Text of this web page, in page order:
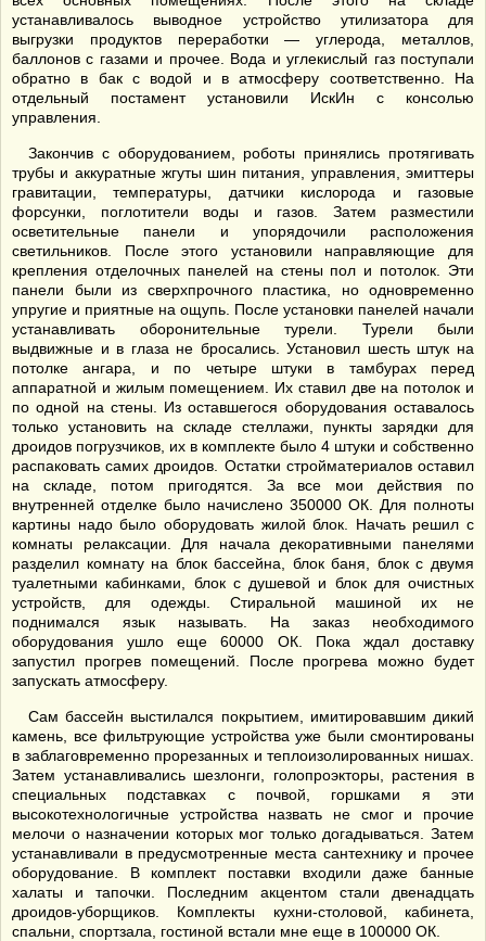
устанавливалось выводное устройство утилизатора для
выгрузки продуктов переработки — углерода, металлов,
баллонов с газами и прочее. Вода и углекислый газ поступали
обратно в бак с водой и в атмосферу соответственно. На
отдельный постамент установили ИскИн с консолью
управления.
Закончив с оборудованием, роботы принялись протягивать
трубы и аккуратные жгуты шин питания, управления, эмиттеры
гравитации, температуры, датчики кислорода и газовые
форсунки, поглотители воды и газов. Затем разместили
осветительные панели и упорядочили расположения
светильников. После этого установили направляющие для
крепления отделочных панелей на стены пол и потолок. Эти
панели были из сверхпрочного пластика, но одновременно
упругие и приятные на ощупь. После установки панелей начали
устанавливать оборонительные турели. Турели были
выдвижные и в глаза не бросались. Установил шесть штук на
потолке ангара, и по четыре штуки в тамбурах перед
аппаратной и жилым помещением. Их ставил две на потолок и
по одной на стены. Из оставшегося оборудования оставалось
только установить на складе стеллажи, пункты зарядки для
дроидов погрузчиков, их в комплекте было 4 штуки и собственно
распаковать самих дроидов. Остатки стройматериалов оставил
на складе, потом пригодятся. За все мои действия по
внутренней отделке было начислено 350000 ОК. Для полноты
картины надо было оборудовать жилой блок. Начать решил с
комнаты релаксации. Для начала декоративными панелями
разделил комнату на блок бассейна, блок баня, блок с двумя
туалетными кабинками, блок с душевой и блок для очистных
устройств, для одежды. Стиральной машиной их не
поднимался язык называть. На заказ необходимого
оборудования ушло еще 60000 ОК. Пока ждал доставку
запустил прогрев помещений. После прогрева можно будет
запускать атмосферу.
Сам бассейн выстилался покрытием, имитировавшим дикий
камень, все фильтрующие устройства уже были смонтированы
в заблаговременно прорезанных и теплоизолированных нишах.
Затем устанавливались шезлонги, голопроэкторы, растения в
специальных подставках с почвой, горшками я эти
высокотехнологичные устройства назвать не смог и прочие
мелочи о назначении которых мог только догадываться. Затем
устанавливали в предусмотренные места сантехнику и прочее
оборудование. В комплект поставки входили даже банные
халаты и тапочки. Последним акцентом стали двенадцать
дроидов-уборщиков. Комплекты кухни-столовой, кабинета,
спальни, спортзала, гостиной встали мне еще в 100000 ОК.